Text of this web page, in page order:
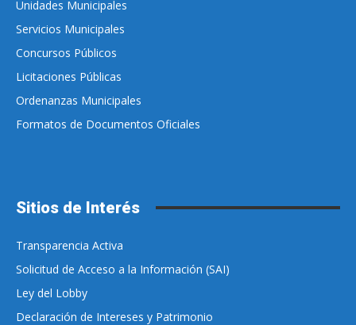
Unidades Municipales
Servicios Municipales
Concursos Públicos
Licitaciones Públicas
Ordenanzas Municipales
Formatos de Documentos Oficiales
Sitios de Interés
Transparencia Activa
Solicitud de Acceso a la Información (SAI)
Ley del Lobby
Declaración de Intereses y Patrimonio